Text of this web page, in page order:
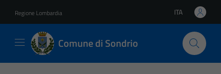
Regione Lombardia Lingua attiva:
ITA
Comune di Sondrio